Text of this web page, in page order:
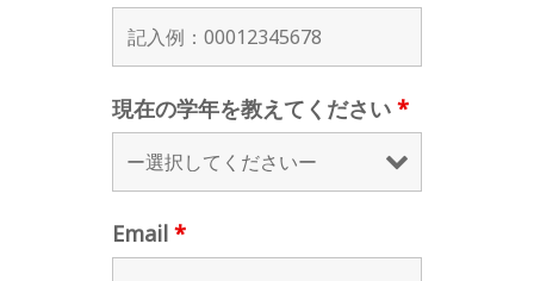
現在の学年を教えてください *
Email *